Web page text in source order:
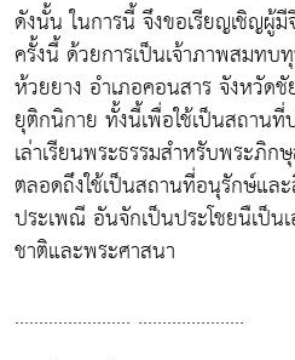
ดังนั้น ในการนี้ จึงขอเรียญเชิญผู้
ครั้งนี้ ด้วยการเป็นเจ้าภาพสมท
ห้วยยาง อำเภอคอนสาร จังหวัด
ยุติกนิกาย ทั้งนี้เพื่อใช้เป็นสถาน
เล่าเรียนพระธรรมสำหรับพระภิ
ตลอดถึงใช้เป็นสถานที่อนุรักษ์แล
ประเพณี อันจักเป็นประโชยนืเป็
ชาติและพระศาสนา
........................ ......................